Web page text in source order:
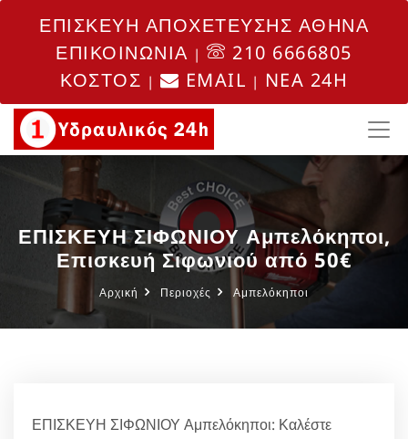
ΕΠΙΣΚΕΥΗ ΑΠΟΧΕΤΕΥΣΗΣ ΑΘΗΝΑ
ΕΠΙΚΟΙΝΩΝΙΑ |
210 6666805
ΚΟΣΤΟΣ | EMAIL | NEA 24H
ΕΠΙΣΚΕΥΗ ΣΙΦΩΝΙΟΥ Αμπελόκηποι,
Επισκευή Σιφωνιού από 50€
Αρχική Περιοχές Αμπελόκηποι
ΕΠΙΣΚΕΥΗ ΣΙΦΩΝΙΟΥ Αμπελόκηποι: Καλέστε